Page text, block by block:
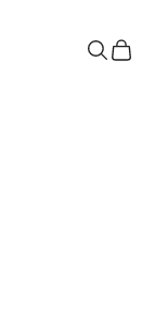
検索カー